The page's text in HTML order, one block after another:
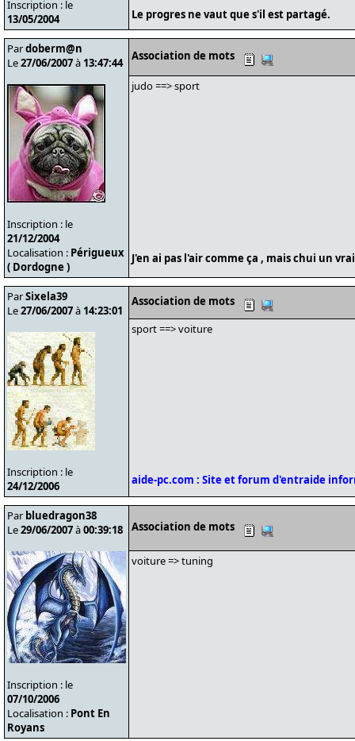
Inscription : le
13/05/2004
Le progres ne vaut que s'il est partagé.
Pardoberm@n
Le27/06/2007à 13:47:44
Inscription : le
21/12/2004
Localisation : Périgueux
( Dordogne )
Association de mots
judo ==> sport
J'en ai pas l'air comme ça , mais chui un
ParSixela39
Le27/06/2007à 14:23:01
Inscription : le
24/12/2006
Association de mots
sport ==> voiture
aide-pc.com : Site et forum d'entraide
Par bluedragon38
Le29/06/2007à00:39:18
Inscription : le
07/10/2006
Localisation : Pont En
Royans
Association de mots
voiture => tuning